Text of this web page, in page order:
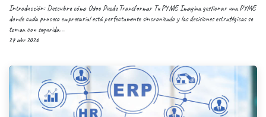
Introducción: Descubre cómo Odoo Puede Transformar Tu PYME Imagina gestionar una PYME
donde cada proceso empresarial está perfectamente sincronizado y las decisiones estratégicas se
toman con segurida...
27 abr 2026